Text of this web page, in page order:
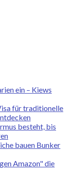
ein – Kiews
für traditionelle
besteht, bis
bauen Bunker
Amazon" die